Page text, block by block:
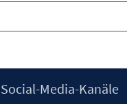
Social-Media-Kanäle